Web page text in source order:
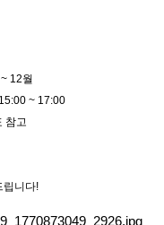
12월
~ 17:00
참고
립니다!